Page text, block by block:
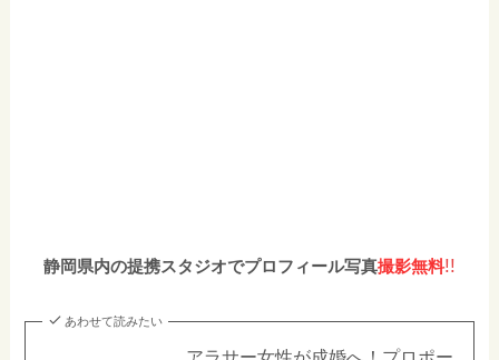
静岡県内の提携スタジオでプロフィール写真撮影無料!!
あわせて読みたい